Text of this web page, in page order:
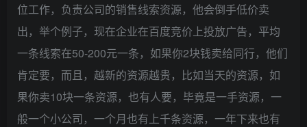
位工作，负责公司的销售线索资源，他会倒手低价卖
出，举个例子，现在企业在百度竞价上投放广告，平均
一条线索在50-200元一条，如果你2块钱卖给同行，他们
肯定要，而且，越新的资源越贵，比如当天的资源，如
果你卖10块一条资源，也有人要，毕竟是一手资源，一
般一个小公司，一个月也有上千条资源，一年下来也有